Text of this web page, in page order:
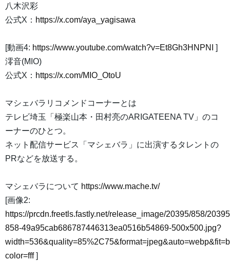
八木沢彩
公式X： https://x.com/aya_yagisawa
[動画4: https://www.youtube.com/watch?v=Et8Gh3HNPNI
]
澪音(MIO)
公式X： https://x.com/MIO_OtoU
マシェバラリコメンドコーナーとは
テレビ埼玉「極楽山本・田村亮のARIGATEENA TV」のコ
ーナーのひとつ。
ネット配信サービス「マシェバラ」に出演するタレントの
PRなどを放送する。
マシェバラについて https://www.mache.tv/
[画像2:
https://prcdn.freetls.fastly.net/release_image/20395/858/
858-49a95cab686787446313ea0516b54869-500x500.jpg?
color=fff]